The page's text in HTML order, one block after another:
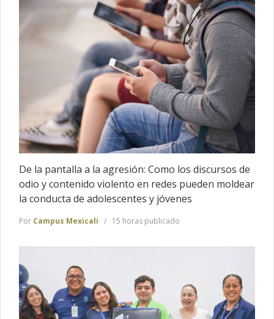
De la pantalla a la agresión: Como los discursos de
odio y contenido violento en redes pueden moldear
la conducta de adolescentes y jóvenes
Por Campus Mexicali 15 horas publicado